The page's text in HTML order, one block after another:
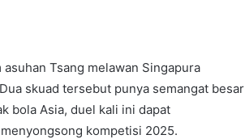
Tsang melawan Singapura
skuad tersebut punya semangat besar
bola Asia, duel kali ini dapat
kompetisi 2025.